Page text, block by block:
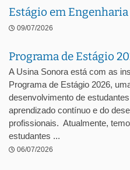
Estágio em
09/07/2026
Programa de Estágio
A Usina Sonora está com as
Programa de Estágio 2026,
desenvolvimento de
aprendizado contínuo e do
profissionais. Atualmente,
estudantes ...
06/07/2026